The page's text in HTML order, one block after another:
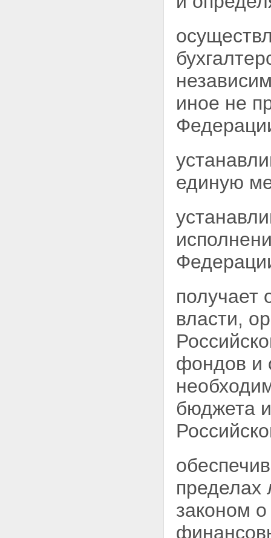
иное не
единую
получает
власти,
фондов и
бюджета
пределах
законом